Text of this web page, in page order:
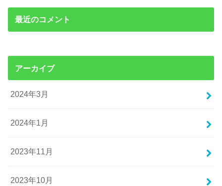
最近のコメント
アーカイブ
2024年3月
2024年1月
2023年11月
2023年10月